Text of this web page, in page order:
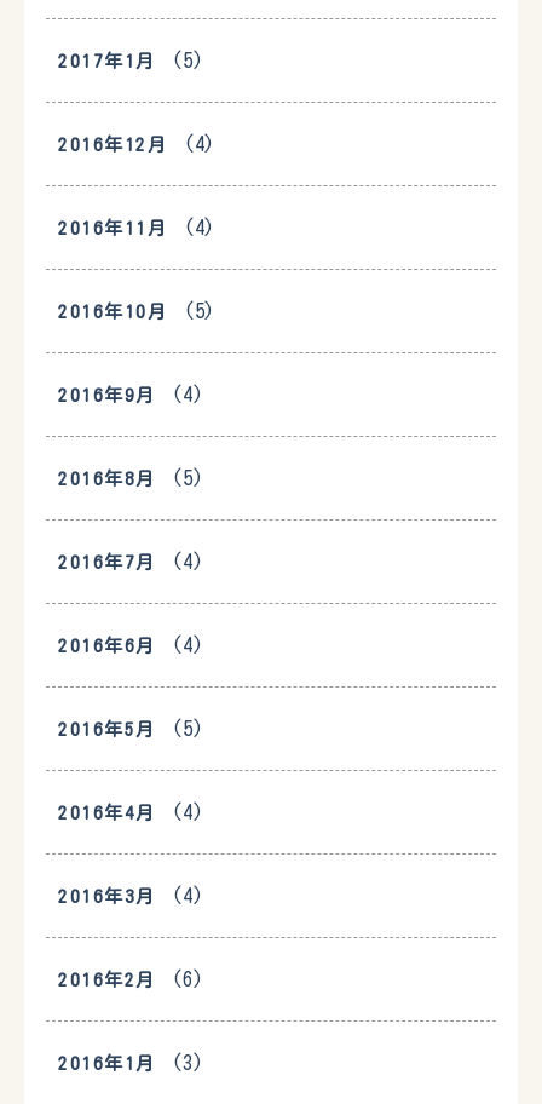
2017年1月 (5)
2016年12月 (4)
2016年11月 (4)
2016年10月 (5)
2016年9月 (4)
2016年8月 (5)
2016年7月 (4)
2016年6月 (4)
2016年5月 (5)
2016年4月 (4)
2016年3月 (4)
2016年2月 (6)
2016年1月 (3)